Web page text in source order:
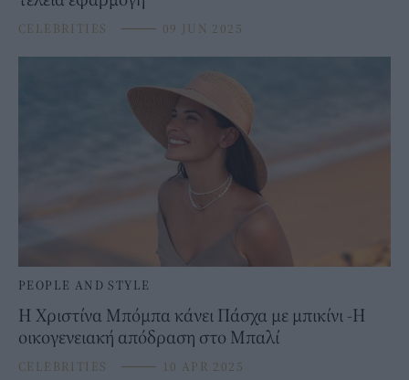
CELEBRITIES ⸻ 09 JUN 2025
PEOPLE AND STYLE
Η Χριστίνα Μπόμπα κάνει Πάσχα με μπικίνι -Η
οικογενειακή απόδραση στο Μπαλί
CELEBRITIES ⸻ 10 APR 2025